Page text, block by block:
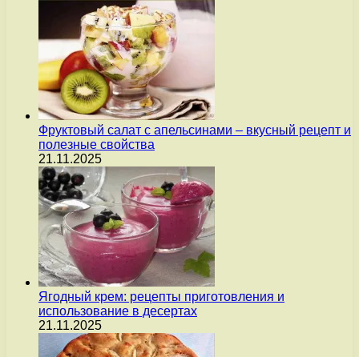
Фруктовый салат с апельсинами – вкусный рецепт и
полезные свойства
21.11.2025
Ягодный крем: рецепты приготовления и
использование в десертах
21.11.2025